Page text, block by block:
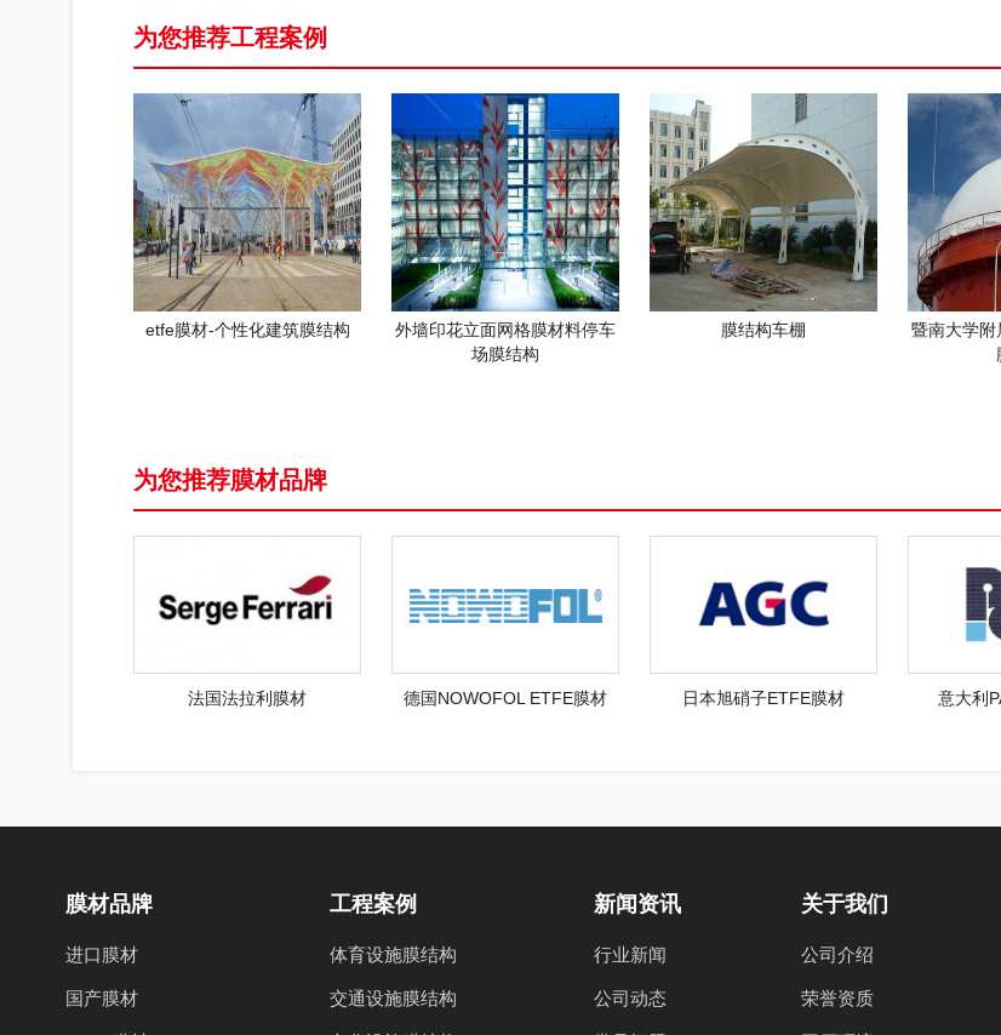
为您推荐工程案例
etfe膜材-个性化建筑膜结构
外墙印花立面网格膜材料停车
场膜结构
膜结构车棚
暨南大学
为您推荐膜材品牌
法国法拉利膜材 德国NOWOFOL ETFE膜材 日本旭硝子ETFE膜材 意大利
膜材品牌
进口膜材
国产膜材
工程案例
体育设施膜结构
交通设施膜结构
新闻资讯
行业新闻
公司动态
关于我们
公司介绍
荣誉资质